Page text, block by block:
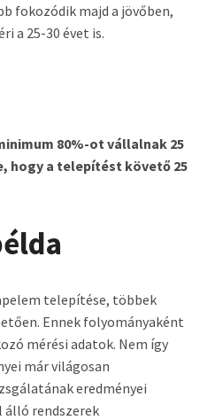
fokozódik majd a jövőben,
a 25-30 évet is.
80%-ot vállalnak 25
hogy a telepítést követő 25
telepítése, többek
Ennek folyományaként
mérési adatok. Nem így
már világosan
eredményei
rendszerek